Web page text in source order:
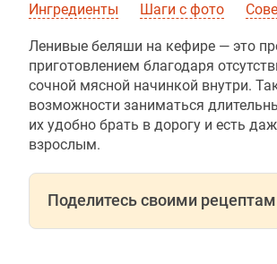
Ингредиенты Шаги с фото
Ленивые беляши на кефире — это
приготовлением благодаря
сочной мясной начинкой внутри.
возможности заниматься
их удобно брать в дорогу и есть
взрослым.
Поделитесь своими